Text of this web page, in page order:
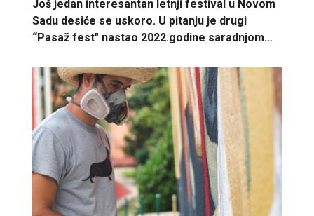
Još jedan interesantan letnji festival u Novom
Sadu desiće se uskoro. U pitanju je drugi
“Pasaž fest" nastao 2022.godine saradnjom…